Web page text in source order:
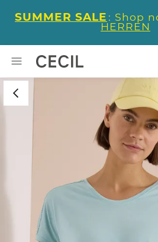
SUMMER SALE : Shop
HERREN